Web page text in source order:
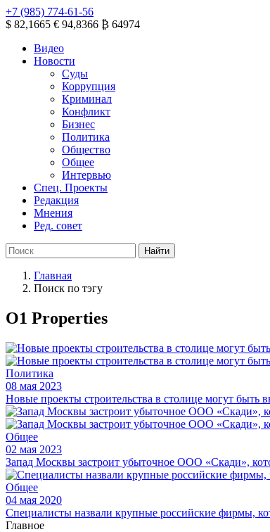
+7 (985) 774-61-56
$ 82,1665 € 94,8366 ₿ 64974
Видео
Новости
Суды
Коррупция
Криминал
Конфликт
Бизнес
Политика
Общество
Общее
Интервью
Спец. Проекты
Редакция
Мнения
Ред. совет
Главная
Поиск по тэгу
O1 Properties
Политика
08 мая 2023
Новые проекты строительства в столице могут
Общее
02 мая 2023
Запад Москвы застроит убыточное ООО «Скади»,
Общее
04 мая 2020
Специалисты назвали крупные российские фирмы,
Главное